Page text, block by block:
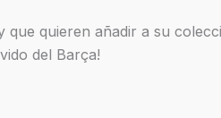
quieren añadir a su
del Barça!